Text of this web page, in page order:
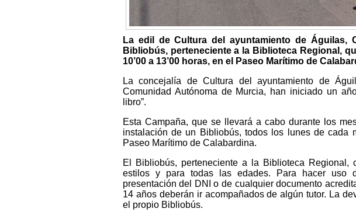
La edil de Cultura del ayuntamiento de Águilas,
Bibliobús, perteneciente a la Biblioteca Regional,
10’00 a 13’00 horas, en el Paseo Marítimo de
La concejalía de Cultura del ayuntamiento de
Comunidad Autónoma de Murcia, han iniciado un
libro”.
Esta Campaña, que se llevará a cabo durante los
instalación de un Bibliobús, todos los lunes de cada
Paseo Marítimo de Calabardina.
El Bibliobús, perteneciente a la Biblioteca
estilos y para todas las edades. Para hacer uso
presentación del DNI o de cualquier documento
14 años deberán ir acompañados de algún tutor. La
el propio Bibliobús.